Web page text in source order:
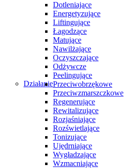
Działanie
Dotleniające
Energetyzujące
Liftingujące
Łagodzące
Matujące
Nawilżające
Oczyszczające
Odżywcze
Peelingujące
Przeciwobrzękowe
Przeciwzmarszczkowe
Regenerujące
Rewitalizujące
Rozjaśniające
Rozświetlające
Tonizujące
Ujędrniające
Wygładzające
Wzmacniające